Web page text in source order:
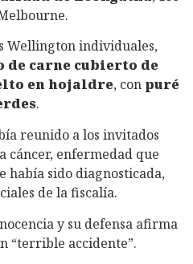
Wellington individuales,
de carne cubierto de
en hojaldre, con puré
.
reunido a los invitados
cáncer, enfermedad que
había sido diagnosticada,
de la fiscalía.
y su defensa afirma
“terrible accidente”.